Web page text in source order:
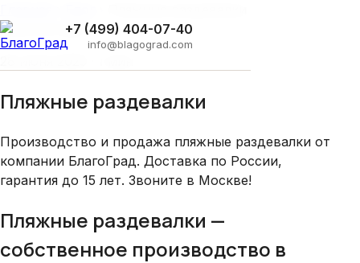
+7 (499) 404-07-40
info@blagograd.com
Архитектура
Пляжные раздевалки
Производство и продажа пляжные раздевалки от
компании БлагоГрад. Доставка по России,
гарантия до 15 лет. Звоните в Москве!
Пляжные раздевалки —
собственное производство в